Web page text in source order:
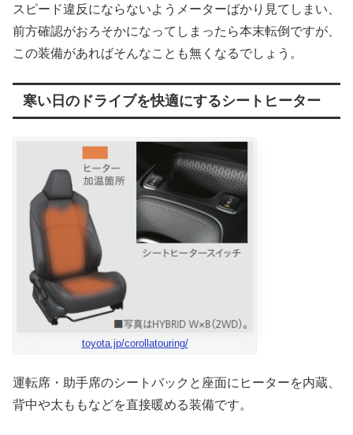
スピード違反にならないようメーターばかり見てしまい、
前方確認がおろそかになってしまったら本末転倒ですが、
この装備があればそんなことも無くなるでしょう。
寒い日のドライブを快適にするシートヒーター
toyota.jp/corollatouring/
運転席・助手席のシートバックと座面にヒーターを内蔵、
背中や太ももなどを直接暖める装備です。